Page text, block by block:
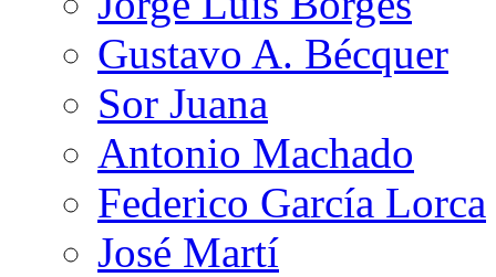
Gustavo A. Bécquer
Sor Juana
Antonio Machado
Federico García Lorca
José Martí